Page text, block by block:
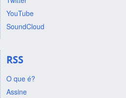
YouTube
SoundCloud
RSS
O que é?
Assine